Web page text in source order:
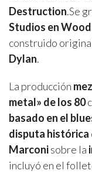
Destruction.Se
Studios en
construido
Dylan.
La producción
metal» de los 80
basado en el
disputa histórica
Marconisobre la
incluyó en el